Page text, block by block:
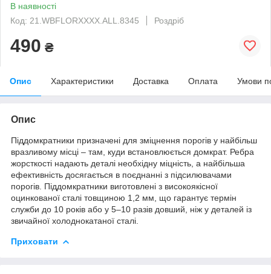
В наявності
Код: 21.WBFLORXXXX.ALL.8345
Роздріб
490 ₴
Опис Характеристики Доставка Оплата Умови
Опис
Піддомкратники призначені для зміцнення порогів у найбільш
вразливому місці – там, куди встановлюється домкрат. Ребра
жорсткості надають деталі необхідну міцність, а найбільша
ефективність досягається в поєднанні з підсилювачами
порогів. Піддомкратники виготовлені з високоякісної
оцинкованої сталі товщиною 1,2 мм, що гарантує термін
служби до 10 років або у 5–10 разів довший, ніж у деталей із
звичайної холоднокатаної сталі.
Приховати